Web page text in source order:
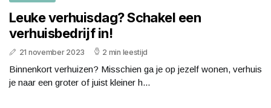
Leuke verhuisdag? Schakel een
verhuisbedrijf in!
21 november 2023 2 min leestijd
Binnenkort verhuizen? Misschien ga je op jezelf wonen, verhuis
je naar een groter of juist kleiner h...